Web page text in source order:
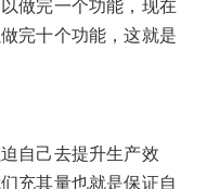
做完一个功能，现在
完十个功能，这就是
自己去提升生产效
充其量也就是保证自